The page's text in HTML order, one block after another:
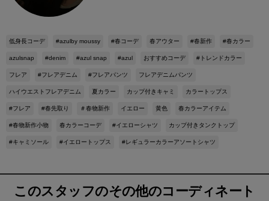
低身長コーデ #azulby moussy #春コーデ 春アウター #春新作 #春カラー
azulsnap #denim #azul snap #azul おすすめコーデ #トレンドカラー
フレア #フレアデニム #フレアパンツ フレアデニムパンツ
ハイウエストフレアデニム 夏カラー カップ付きキャミ カラートップス
#フレア #春先取り ＃春物新作 イエロー 黄色 春カラーアイテム
#春物新作小物 春カラーコーデ #イエローシャツ カップ付きタンクトップ
#キャミソール #イエロートップス #レギュラーカラーアソートシャツ
このスタッフのその他のコーディネート